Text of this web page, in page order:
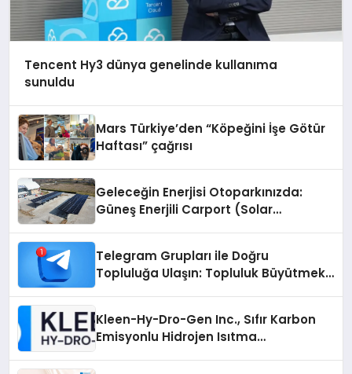
Tencent Hy3 dünya genelinde kullanıma
sunuldu
Mars Türkiye’den “Köpeğini İşe Götür
Haftası” çağrısı
Geleceğin Enerjisi Otoparkınızda:
Güneş Enerjili Carport (Solar
Telegram Grupları ile Doğru
Topluluğa Ulaşın: Topluluk Büyütmek
Kleen-Hy-Dro-Gen Inc., Sıfır Karbon
Emisyonlu Hidrojen Isıtma